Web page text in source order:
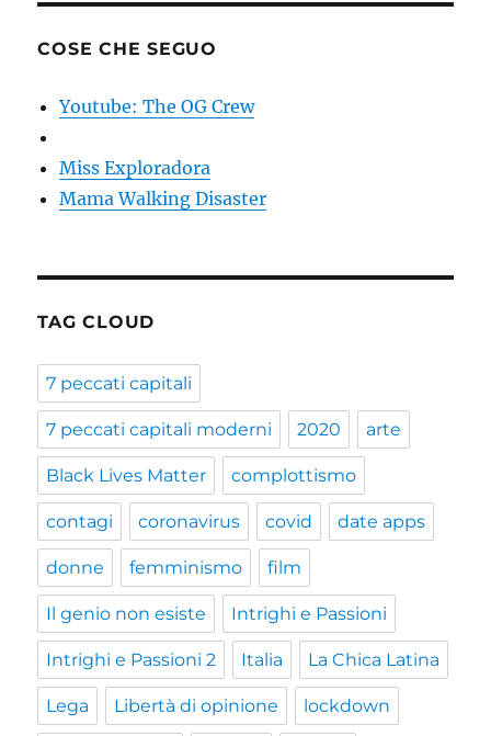
COSE CHE SEGUO
Youtube: The OG Crew
Miss Exploradora
Mama Walking Disaster
TAG CLOUD
7 peccati capitali
7 peccati capitali moderni 2020 arte
Black Lives Matter complottismo
contagi coronavirus covid date apps
donne femminismo film
Il genio non esiste Intrighi e Passioni
Intrighi e Passioni 2 Italia La Chica Latina
Lega Libertà di opinione lockdown